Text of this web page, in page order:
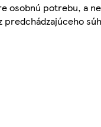
osobnú potrebu, a